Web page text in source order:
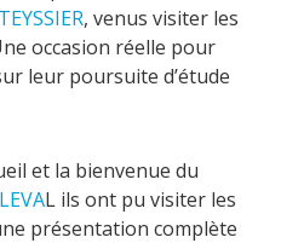
, venus visiter les
occasion réelle pour
leur poursuite d’étude
et la bienvenue du
L ils ont pu visiter les
présentation complète